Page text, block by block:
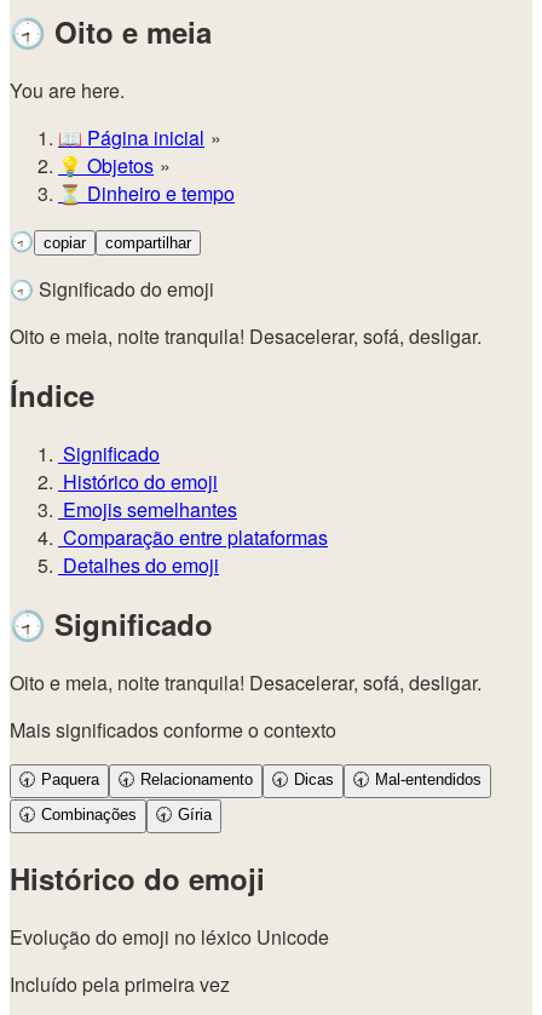
🕣 Oito e meia
You are here.
📖 Página inicial
💡️ Objetos
⏳ Dinheiro e tempo
🕣 copiar compartilhar
🕣 Significado do emoji
Oito e meia, noite tranquila! Desacelerar, sofá, desligar.
Índice
Significado
Histórico do emoji
Emojis semelhantes
Comparação entre plataformas
Detalhes do emoji
🕣 Significado
Oito e meia, noite tranquila! Desacelerar, sofá, desligar.
Mais significados conforme o contexto
🕣 Paquera 🕣 Relacionamento 🕣 Dicas 🕣 Mal-entendidos
🕣 Combinações 🕣 Gíria
Histórico do emoji
Evolução do emoji no léxico Unicode
Incluído pela primeira vez